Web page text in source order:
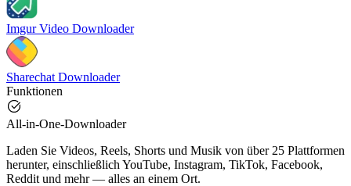
Imgur Video Downloader
Sharechat Downloader
Funktionen
All-in-One-Downloader
Laden Sie Videos, Reels, Shorts und Musik von über 25 Plattformen
herunter, einschließlich YouTube, Instagram, TikTok, Facebook,
Reddit und mehr — alles an einem Ort.